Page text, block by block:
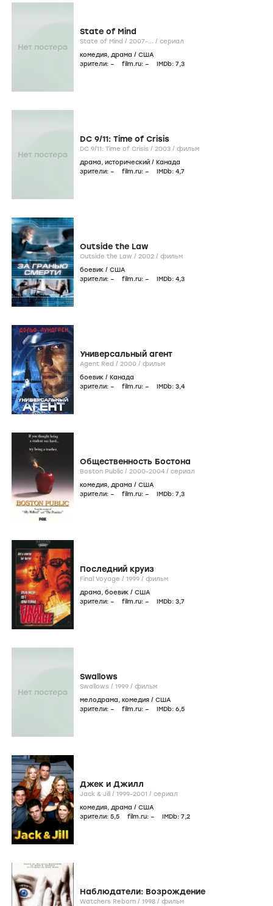
State of Mind
State of Mind / 2007-... / сериал
комедия, драма / США
зрители: – film.ru: – IMDb: 7,3
DC 9/11: Time of Crisis
DC 9/11: Time of Crisis / 2003 / фильм
драма, исторический / Канада
зрители: – film.ru: – IMDb: 4,7
Outside the Law
Outside the Law / 2002 / фильм
боевик / США
зрители: – film.ru: – IMDb: 4,3
Универсальный агент
Agent Red / 2000 / фильм
боевик / Канада
зрители: – film.ru: – IMDb: 3,4
Общественность Бостона
Boston Public / 2000-2004 / сериал
комедия, драма / США
зрители: – film.ru: – IMDb: 7,3
Последний круиз
Final Voyage / 1999 / фильм
драма, боевик / США
зрители: – film.ru: – IMDb: 3,7
Swallows
Swallows / 1999 / фильм
мелодрама, комедия / США
зрители: – film.ru: – IMDb: 6,5
Джек и Джилл
Jack & Jill / 1999-2001 / сериал
комедия, драма / США
зрители: 5,5 film.ru: – IMDb: 7,2
Наблюдатели: Возрождение
Watchers Reborn / 1998 / фильм